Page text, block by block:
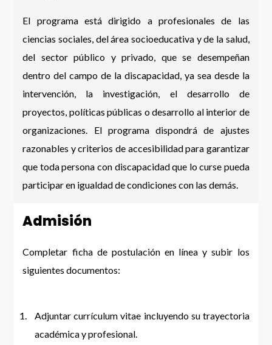
El programa está dirigido a profesionales de las
ciencias sociales, del área socioeducativa y de la salud,
del sector público y privado, que se desempeñan
dentro del campo de la discapacidad, ya sea desde la
intervención, la investigación, el desarrollo de
proyectos, políticas públicas o desarrollo al interior de
organizaciones. El programa dispondrá de ajustes
razonables y criterios de accesibilidad para garantizar
que toda persona con discapacidad que lo curse pueda
participar en igualdad de condiciones con las demás.
Admisión
Completar ficha de postulación en línea y subir los
siguientes documentos:
Adjuntar currículum vitae incluyendo su trayectoria
académica y profesional.